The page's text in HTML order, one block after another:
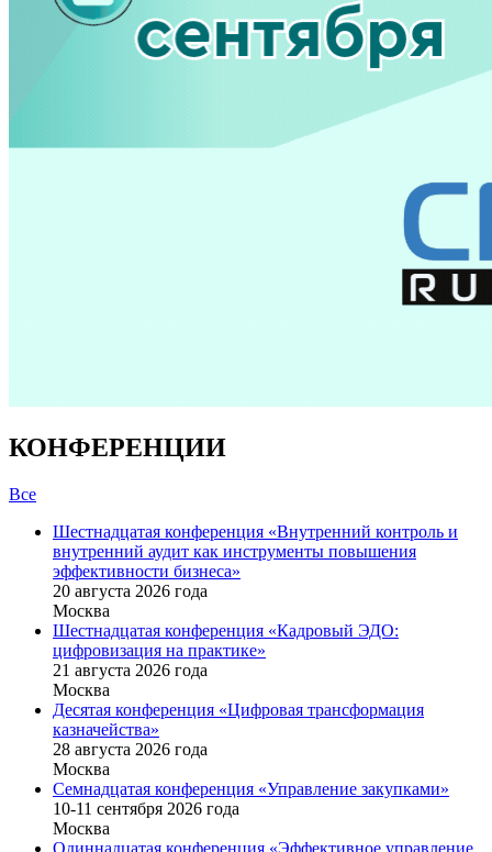
КОНФЕРЕНЦИИ
Все
Шестнадцатая конференция «Внутренний контроль и
внутренний аудит как инструменты повышения
эффективности бизнеса»
20 августа 2026 года
Москва
Шестнадцатая конференция «Кадровый ЭДО:
цифровизация на практике»
21 августа 2026 года
Москва
Десятая конференция «Цифровая трансформация
казначейства»
28 августа 2026 года
Москва
Семнадцатая конференция «Управление закупками»
10-11 сентября 2026 года
Москва
Одиннадцатая конференция «Эффективное управление